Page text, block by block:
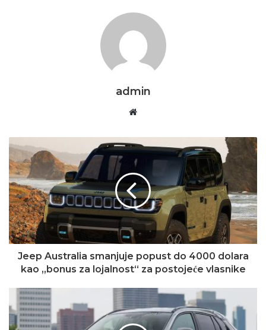
admin
Website
Jeep Australia smanjuje popust do 4000 dolara
kao „bonus za lojalnost“ za postojeće vlasnike